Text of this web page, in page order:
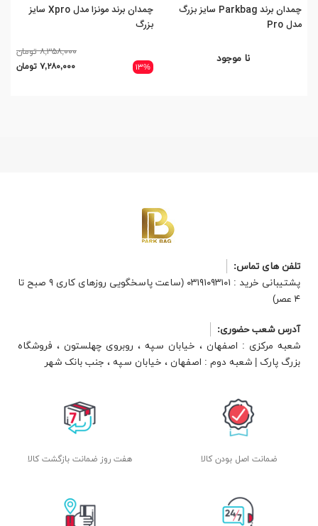
چمدان برند Parkbag سایز بزرگ
مدل Pro
نا موجود
چمدان برند مونزا مدل Xpro سایز
بزرگ
۱۳%
۸,۳۵۸,۰۰۰ تومان
۷,۲۸۰,۰۰۰ تومان
تلفن های تماس:
پشتیبانی خرید : ۰۳۱۹۱۰۹۳۱۰۱ (ساعت پاسخگویی روزهای کاری ۹ صبح تا
۴ عصر)
آدرس شعب حضوری:
شعبه مرکزی : اصفهان ، خیابان سپه ، روبروی چهلستون ، فروشگاه
بزرگ پارک | شعبه دوم : اصفهان ، خیابان سپه ، جنب بانک شهر
ضمانت اصل بودن کالا هفت روز ضمانت بازگشت کالا